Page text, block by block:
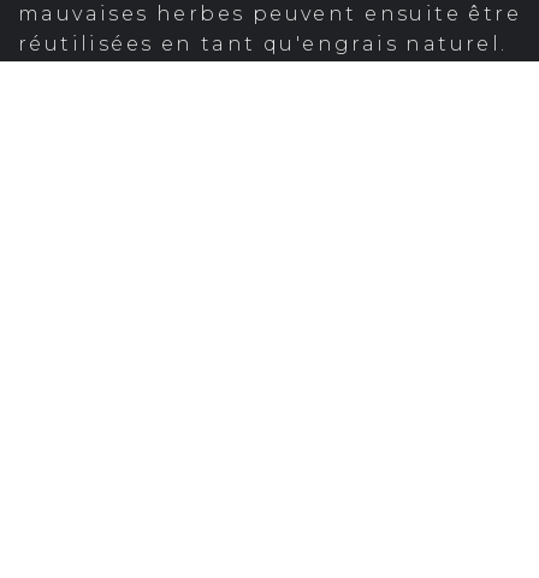
mauvaises herbes peuvent ensuite être
réutilisées en tant qu'engrais naturel.